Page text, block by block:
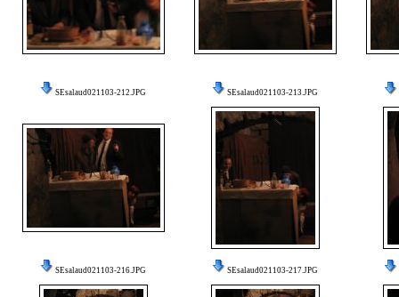
SEsalaud021103-212.JPG SEsalaud021103-213.JPG
SEsalaud021103-216.JPG SEsalaud021103-217.JPG